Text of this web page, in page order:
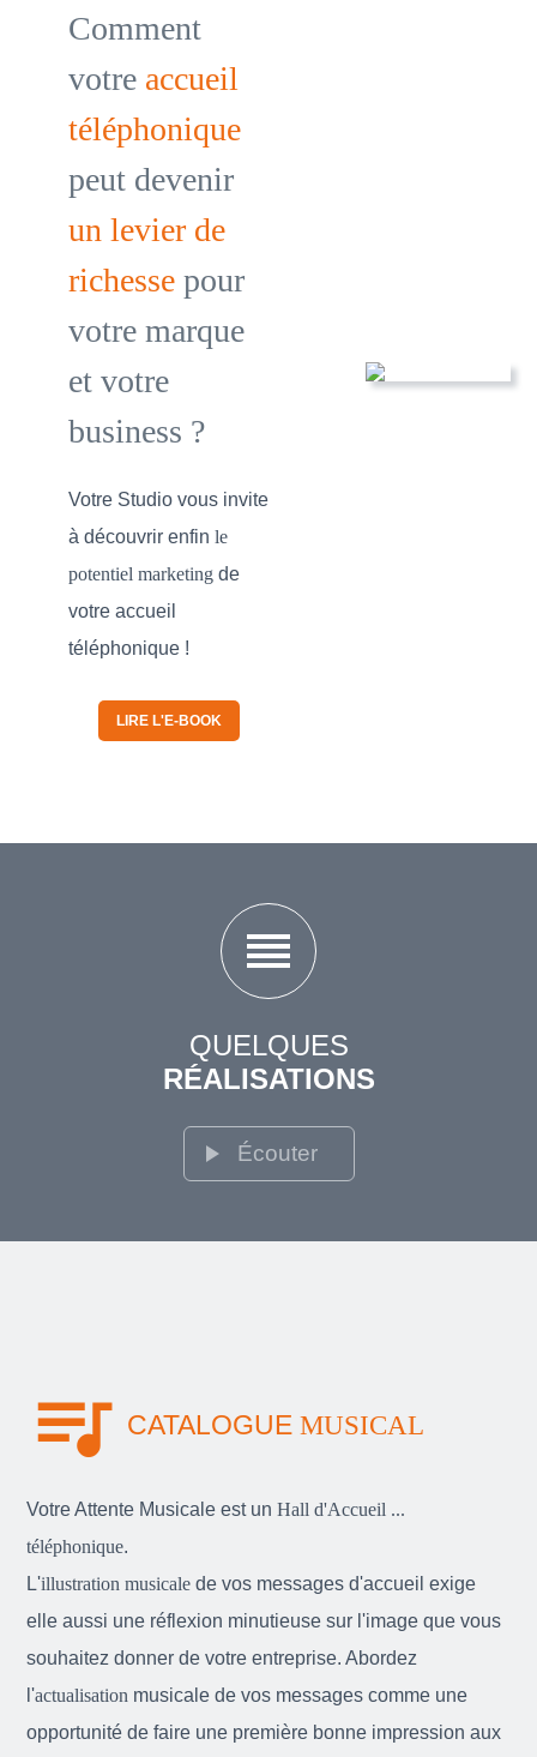
Comment
votre accueil
téléphonique
peut devenir
un levier de
richesse pour
votre marque
et votre
business ?
Votre Studio vous invite
à découvrir enfinle
potentiel marketing de
votre accueil
téléphonique !
LIRE L'E-BOOK
reorder
QUELQUES
RÉALISATIONS
play_arrow Écouter
queue_music CATALOGUEMUSICAL
Votre Attente Musicale est unHall d'Accueil ...
téléphonique.
L'illustration musicale de vos messages d'accueil exige
elle aussi une réflexion minutieuse sur l'image que vous
souhaitez donner de votre entreprise. Abordez
l'actualisation musicale de vos messages comme une
opportunité de faire une première bonne impression aux